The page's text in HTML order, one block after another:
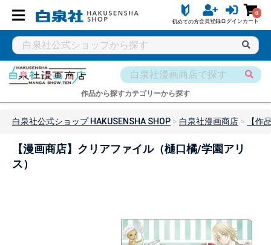
初めての方会員登録ログイン
0
カート
作品から探すカテゴリーから探す
白泉社公式ショップ HAKUSENSHA SHOP 白泉社漫画商店 【作
【漫画商店】クリアファイル（樋口橘/学園アリ
ス）